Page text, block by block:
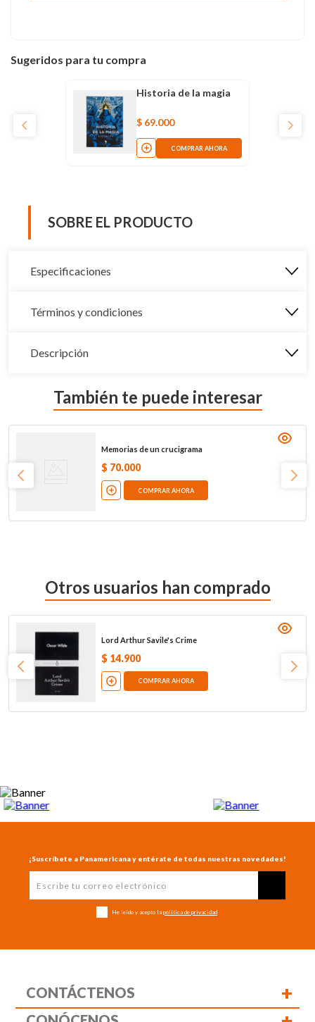
Sugeridos para tu compra
Historia de la magia
$ 69.000
COMPRAR AHORA
SOBRE EL PRODUCTO
Especificaciones
Términos y condiciones
Descripción
También te puede interesar
Memorias de un crucigrama
$ 70.000
COMPRAR AHORA
Otros usuarios han comprado
Lord Arthur Savile's Crime
$ 14.900
COMPRAR AHORA
¡Suscríbete a Panamericana y entérate de todas nuestras novedades!
He leído y acepto la política de privacidad
CONTÁCTENOS +